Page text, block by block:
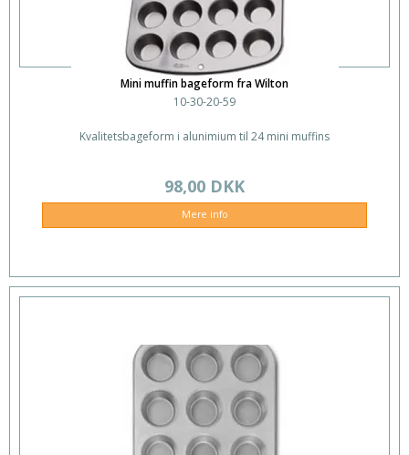
Mini muffin bageform fra Wilton
10-30-20-59
Kvalitetsbageform i alunimium til 24 mini muffins
98,00 DKK
Mere info